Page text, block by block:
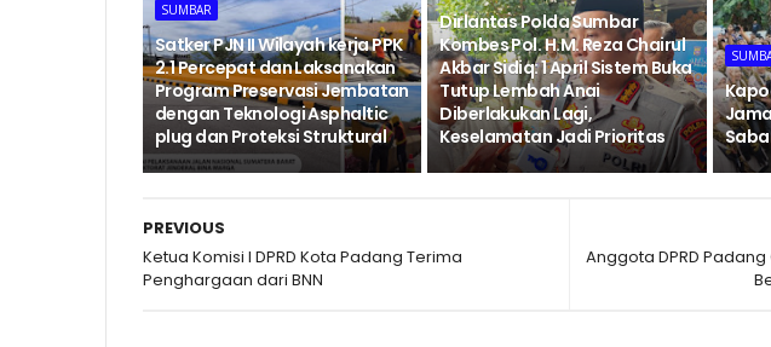
SUMBAR
‎Satker PJN II Wilayah kerja PPK
2.1 Percepat dan Laksanakan
Program Preservasi Jembatan
dengan Teknologi Asphaltic
plug dan Proteksi Struktural ‎
Dirlantas Polda Sumbar
Kombes Pol. H.M. Reza Chairul
Akbar Sidiq: 1 April Sistem Buka
Tutup Lembah Anai
Diberlakukan Lagi,
Keselamatan Jadi Prioritas
Anggota DPRD
PREVIOUS
Ketua Komisi I DPRD Kota Padang Terima
Penghargaan dari BNN